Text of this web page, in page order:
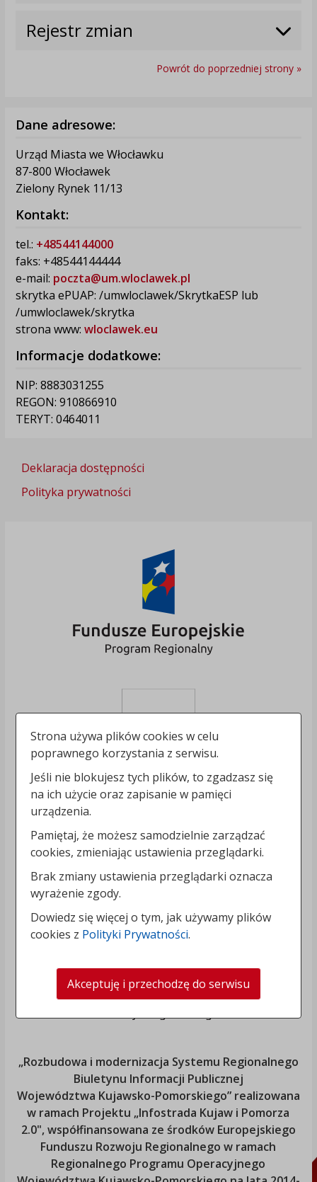
Rejestr zmian
Powrót do poprzedniej strony »
Dane adresowe:
Urząd Miasta we Włocławku
87-800 Włocławek
Zielony Rynek 11/13
Kontakt:
tel.: +48544144000
faks: +48544144444
e-mail: poczta@um.wloclawek.pl
skrytka ePUAP: /umwloclawek/SkrytkaESP lub
/umwloclawek/skrytka
strona www: wloclawek.eu
Informacje dodatkowe:
NIP: 8883031255
REGON: 910866910
TERYT: 0464011
Deklaracja dostępności
Polityka prywatności
„Rozbudowa i modernizacja Systemu Regionalnego
Biuletynu Informacji Publicznej
Województwa Kujawsko-Pomorskiego” realizowana
w ramach Projektu „Infostrada Kujaw i Pomorza
2.0", współfinansowana ze środków Europejskiego
Funduszu Rozwoju Regionalnego w ramach
Regionalnego Programu Operacyjnego
Strona używa plików cookies w celu
poprawnego korzystania z serwisu.
Jeśli nie blokujesz tych plików, to zgadzasz się
na ich użycie oraz zapisanie w pamięci
urządzenia.
Pamiętaj, że możesz samodzielnie zarządzać
cookies, zmieniając ustawienia przeglądarki.
Brak zmiany ustawienia przeglądarki oznacza
wyrażenie zgody.
Dowiedz się więcej o tym, jak używamy plików
cookies z Polityki Prywatności.
Akceptuję i przechodzę do serwisu